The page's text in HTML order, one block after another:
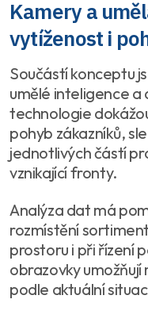
Kamery a
vytíženost i
Součástí konceptu
umělé inteligence a
technologie
pohyb zákazníků,
jednotlivých částí
vznikající fronty.
Analýza dat má
rozmístění
prostoru i při řízení
obrazovky
podle aktuální